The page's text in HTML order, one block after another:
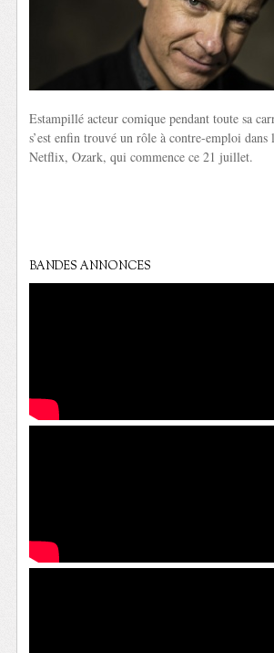
Estampillé acteur comique pendant toute sa
s’est enfin trouvé un rôle à contre-emploi dans
Netflix, Ozark, qui commence ce 21 juillet.
BANDES ANNONCES